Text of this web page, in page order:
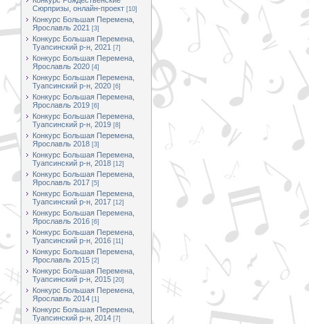
Сюрпризы, онлайн-проект [10]
Конкурс Большая Перемена,
Ярославль 2021 [3]
Конкурс Большая Перемена,
Туапсинский р-н, 2021 [7]
Конкурс Большая Перемена,
Ярославль 2020 [4]
Конкурс Большая Перемена,
Туапсинский р-н, 2020 [6]
Конкурс Большая Перемена,
Ярославль 2019 [6]
Конкурс Большая Перемена,
Туапсинский р-н, 2019 [8]
Конкурс Большая Перемена,
Ярославль 2018 [3]
Конкурс Большая Перемена,
Туапсинский р-н, 2018 [12]
Конкурс Большая Перемена,
Ярославль 2017 [5]
Конкурс Большая Перемена,
Туапсинский р-н, 2017 [12]
Конкурс Большая Перемена,
Ярославль 2016 [6]
Конкурс Большая Перемена,
Туапсинский р-н, 2016 [11]
Конкурс Большая Перемена,
Ярославль 2015 [2]
Конкурс Большая Перемена,
Туапсинский р-н, 2015 [20]
Конкурс Большая Перемена,
Ярославль 2014 [1]
Конкурс Большая Перемена,
Туапсинский р-н, 2014 [7]